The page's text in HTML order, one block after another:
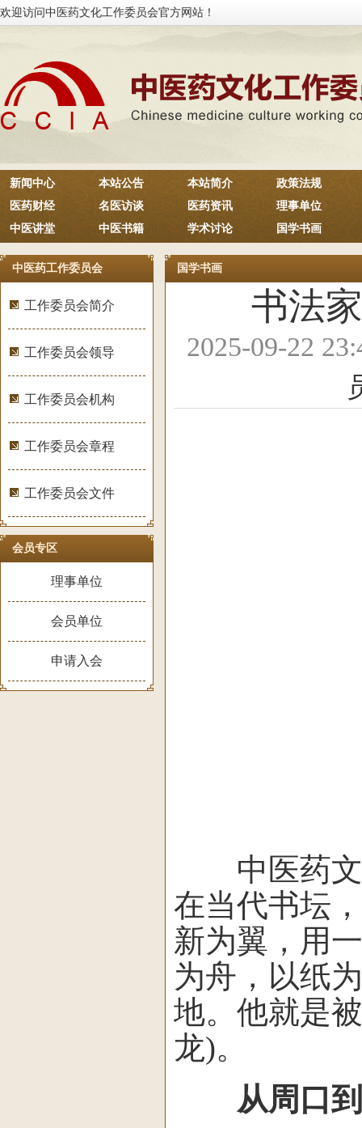
欢迎访问中医药文化工作委员会官方网站！
新闻中心 本站公告 本站简介
政策法规
医药财经
名医访谈 医药资讯
理事单位
中医讲堂
中医书籍 学术讨论 国学书画
中医药工作委员会
工作委员会简介
工作委员会领导
工作委员会机构
工作委员会章程
工作委员会文件
会员专区
理事单位
会员单位
申请入会
国学书画
书法
2025-09-22
中医药文
在当代书坛
新为翼，用
为舟，以纸
地。他就是
龙)。
从周口